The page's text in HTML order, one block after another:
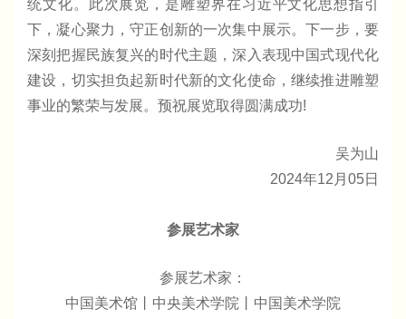
统文化。此次展览，是雕塑界在习近平文化思想指引
下，凝心聚力，守正创新的一次集中展示。下一步，要
深刻把握民族复兴的时代主题，深入表现中国式现代化
建设，切实担负起新时代新的文化使命，继续推进雕塑
事业的繁荣与发展。预祝展览取得圆满成功!
吴为山
2024年12月05日
参展艺术家
参展艺术家：
中国美术馆丨中央美术学院丨中国美术学院